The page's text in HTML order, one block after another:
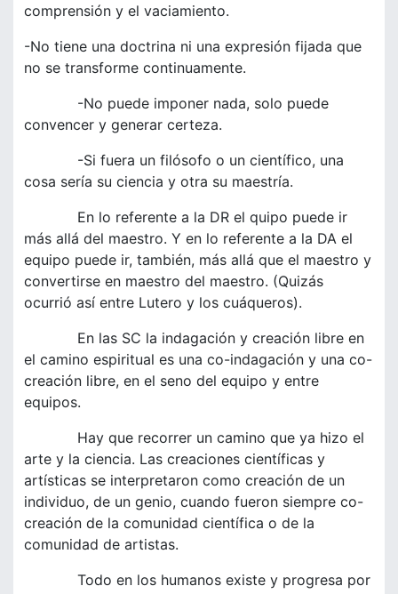
comprensión y el vaciamiento.
-No tiene una doctrina ni una expresión fijada que
no se transforme continuamente.
-No puede imponer nada, solo puede
convencer y generar certeza.
-Si fuera un filósofo o un científico, una
cosa sería su ciencia y otra su maestría.
En lo referente a la DR el quipo puede ir
más allá del maestro. Y en lo referente a la DA el
equipo puede ir, también, más allá que el maestro y
convertirse en maestro del maestro. (Quizás
ocurrió así entre Lutero y los cuáqueros).
En las SC la indagación y creación libre en
el camino espiritual es una co-indagación y una co-
creación libre, en el seno del equipo y entre
equipos.
Hay que recorrer un camino que ya hizo el
arte y la ciencia. Las creaciones científicas y
artísticas se interpretaron como creación de un
individuo, de un genio, cuando fueron siempre co-
creación de la comunidad científica o de la
comunidad de artistas.
Todo en los humanos existe y progresa por